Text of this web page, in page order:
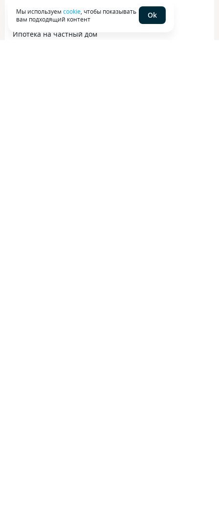
Ипотека онлайн
Ипотека на строительство дома
Ипотека на частный дом
Мы используем cookie , чтобы показывать
вам подходящий контент
Ok